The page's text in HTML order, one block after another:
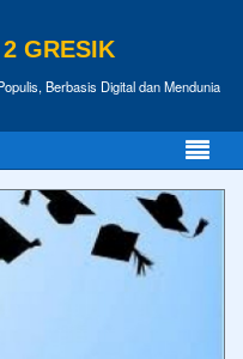
GRESIK
Berbasis Digital dan Mendunia